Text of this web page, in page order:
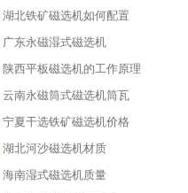
湖北铁矿磁选机如何配置
广东永磁湿式磁选机
陕西平板磁选机的工作原理
云南永磁筒式磁选机筒瓦
宁夏干选铁矿磁选机价格
湖北河沙磁选机材质
海南湿式磁选机质量